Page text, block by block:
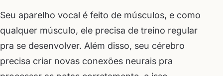
Seu aparelho vocal é feito de músculos, e como
qualquer músculo, ele precisa de treino regular
pra se desenvolver. Além disso, seu cérebro
precisa criar novas conexões neurais pra